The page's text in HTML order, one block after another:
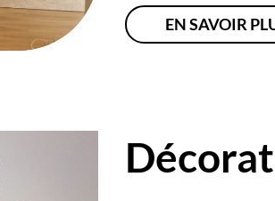
EN SAVOIR